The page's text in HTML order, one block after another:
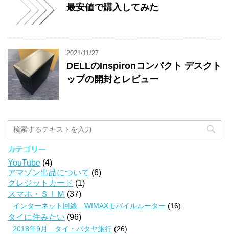
最安値で購入してみた
2021/11/27
DELLのInspironコンパクト デスクト
ップの開封とレビュー
カテゴリー
YouTube (4)
アマゾン出品について (6)
クレジットカード (1)
スマホ・ＳＩＭ (37)
インターネット回線 WIMAXモバイルルーター (16)
タイに住みたい (96)
2018年9月 タイ・パタヤ旅行 (26)